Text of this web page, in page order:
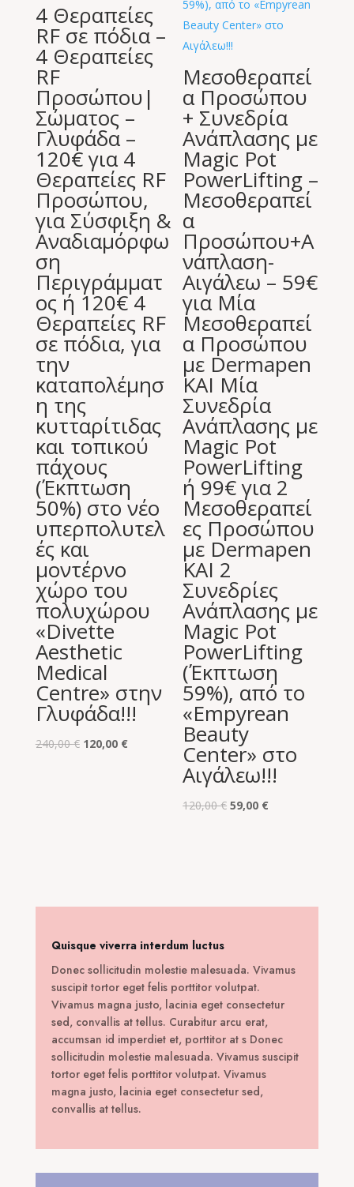
4 Θεραπείες
RF σε πόδια –
4 Θεραπείες
RF
Προσώπου|
Σώματος –
Γλυφάδα –
120€ για 4
Θεραπείες RF
Προσώπου,
για Σύσφιξη &
Αναδιαμόρφω
ση
Περιγράμματ
ος ή 120€ 4
Θεραπείες RF
σε πόδια, για
την
καταπολέμησ
η της
κυτταρίτιδας
και τοπικού
πάχους
(Έκπτωση
50%) στο νέο
υπερπολυτελ
ές και
μοντέρνο
χώρο του
πολυχώρου
«Divette
Aesthetic
Medical
Centre» στην
Γλυφάδα!!!
240,00€ Original
120,00 €Η
Μεσοθεραπεί
α Προσώπου
+ Συνεδρία
Ανάπλασης με
Magic Pot
PowerLifting –
Μεσοθεραπεί
α
Προσώπου+Α
νάπλαση-
Αιγάλεω – 59€
για Μία
Μεσοθεραπεί
α Προσώπου
με Dermapen
ΚΑΙ Μία
Συνεδρία
Ανάπλασης με
Magic Pot
PowerLifting
ή 99€ για 2
Μεσοθεραπεί
ες Προσώπου
με Dermapen
ΚΑΙ 2
Συνεδρίες
Ανάπλασης με
Magic Pot
PowerLifting
(Έκπτωση
59%), από το
«Empyrean
Beauty
Center» στο
Αιγάλεω!!!
120,00€ Original
59,00 €
Quisque viverra interdum luctus
Donec sollicitudin molestie malesuada. Vivamus
suscipit tortor eget felis porttitor volutpat.
Vivamus magna justo, lacinia eget consectetur
sed, convallis at tellus. Curabitur arcu erat,
accumsan id imperdiet et, porttitor at s Donec
sollicitudin molestie malesuada. Vivamus suscipit
tortor eget felis porttitor volutpat. Vivamus
magna justo, lacinia eget consectetur sed,
convallis at tellus.